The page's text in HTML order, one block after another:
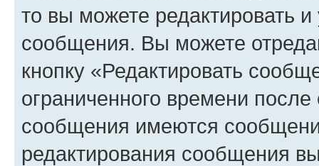
то вы можете редактировать
сообщения. Вы можете
кнопку «Редактировать
ограниченного времени
сообщения имеются
редактирования сообщения